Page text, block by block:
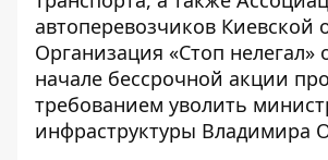
автоперевозчиков Киевской
Организация «Стоп нелегал»
начале бессрочной акции
требованием уволить
инфраструктуры Владимира